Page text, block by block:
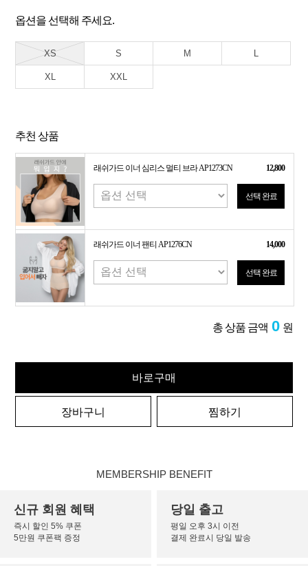
옵션을 선택해 주세요.
XS S M L
XL XXL
추천 상품
래쉬가드 이너 심리스 멀티 브라 AP1273CN 12,800
선택 완료
래쉬가드 이너 팬티 AP1276CN 14,000
선택 완료
총 상품 금액 0 원
바로구매
장바구니 찜하기
MEMBERSHIP BENEFIT
신규 회원 혜택
즉시 할인 5% 쿠폰
5만원 쿠폰팩 증정
당일 출고
평일 오후 3시 이전
결제 완료시 당일 발송